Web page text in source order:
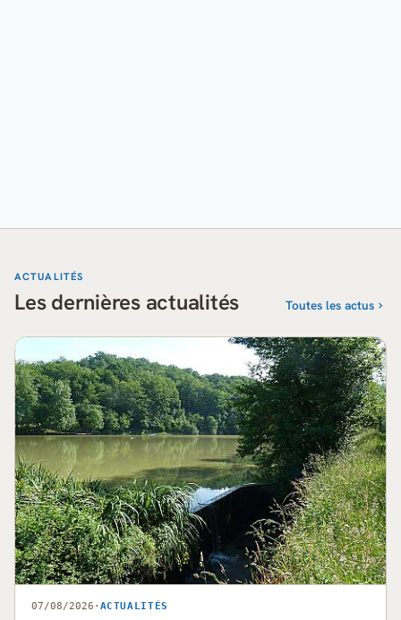
ACTUALITÉS
Les dernières actualités Toutes les actus
07/08/2026 · ACTUALITÉS